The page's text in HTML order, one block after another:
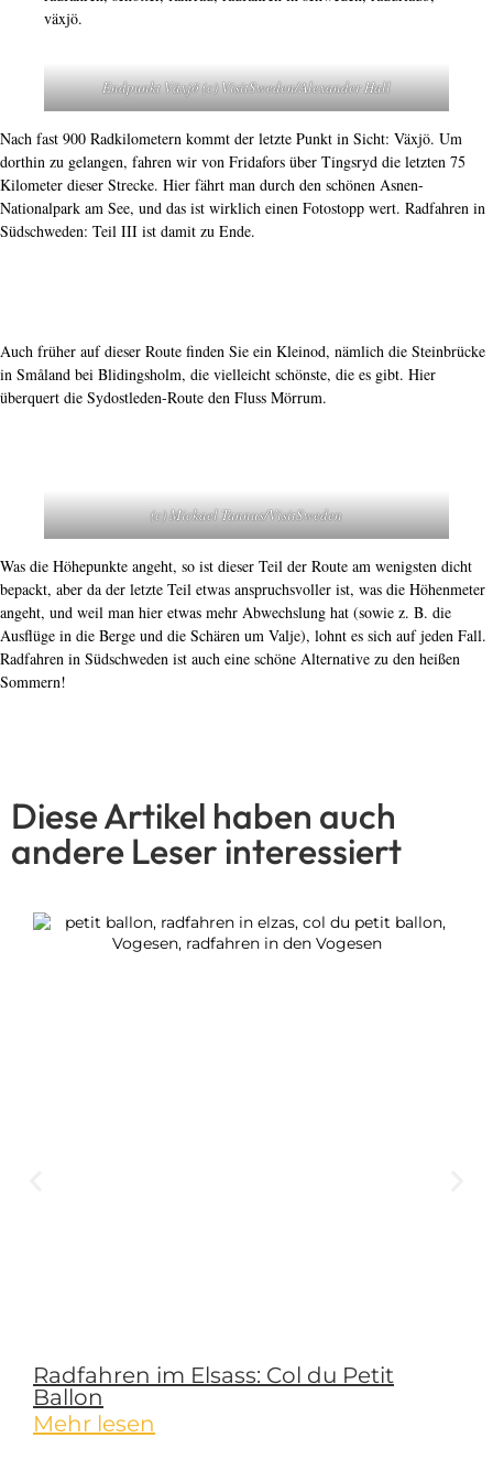
Endpunkt Växjö (c) VisitSweden/Alexander Hall
Nach fast 900 Radkilometern kommt der letzte Punkt in Sicht: Växjö. Um
dorthin zu gelangen, fahren wir von Fridafors über Tingsryd die letzten 75
Kilometer dieser Strecke. Hier fährt man durch den schönen Asnen-
Nationalpark am See, und das ist wirklich einen Fotostopp wert. Radfahren in
Südschweden: Teil III ist damit zu Ende.
Auch früher auf dieser Route finden Sie ein Kleinod, nämlich die Steinbrücke
in Småland bei Blidingsholm, die vielleicht schönste, die es gibt. Hier
überquert die Sydostleden-Route den Fluss Mörrum.
(c) Mickael Tannus/VisitSweden
Was die Höhepunkte angeht, so ist dieser Teil der Route am wenigsten dicht
bepackt, aber da der letzte Teil etwas anspruchsvoller ist, was die Höhenmeter
angeht, und weil man hier etwas mehr Abwechslung hat (sowie z. B. die
Ausflüge in die Berge und die Schären um Valje), lohnt es sich auf jeden Fall.
Radfahren in Südschweden ist auch eine schöne Alternative zu den heißen
Sommern!
Diese Artikel haben auch
andere Leser interessiert
Radfahren im Elsass: Col du Petit
Ballon
Mehr lesen